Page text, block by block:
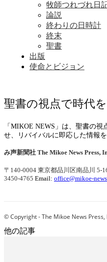
牧師つれづれ日
論説
終わりの日時計
終末
聖書
出版
使命とビジョン
聖書の視点で時代
「MIKOE NEWS」は、聖書の
せ、リバイバルに即応した情報を
み声新聞社 The Mikoe News Press,
〒140-0004 東京都品川区南品川 5-
3450-4765 Email: office@mikoe-
© Copyright - The Mikoe News Press,
他の記事